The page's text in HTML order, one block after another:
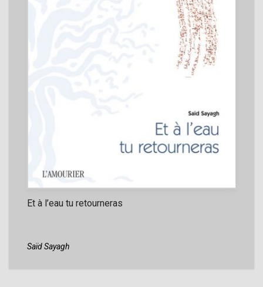
Et à l’eau tu retourneras
Saïd Sayagh